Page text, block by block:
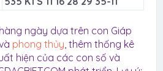
ngày dựa trên con Giáp
phong thủy , thêm thống kê
hiện của các con số và